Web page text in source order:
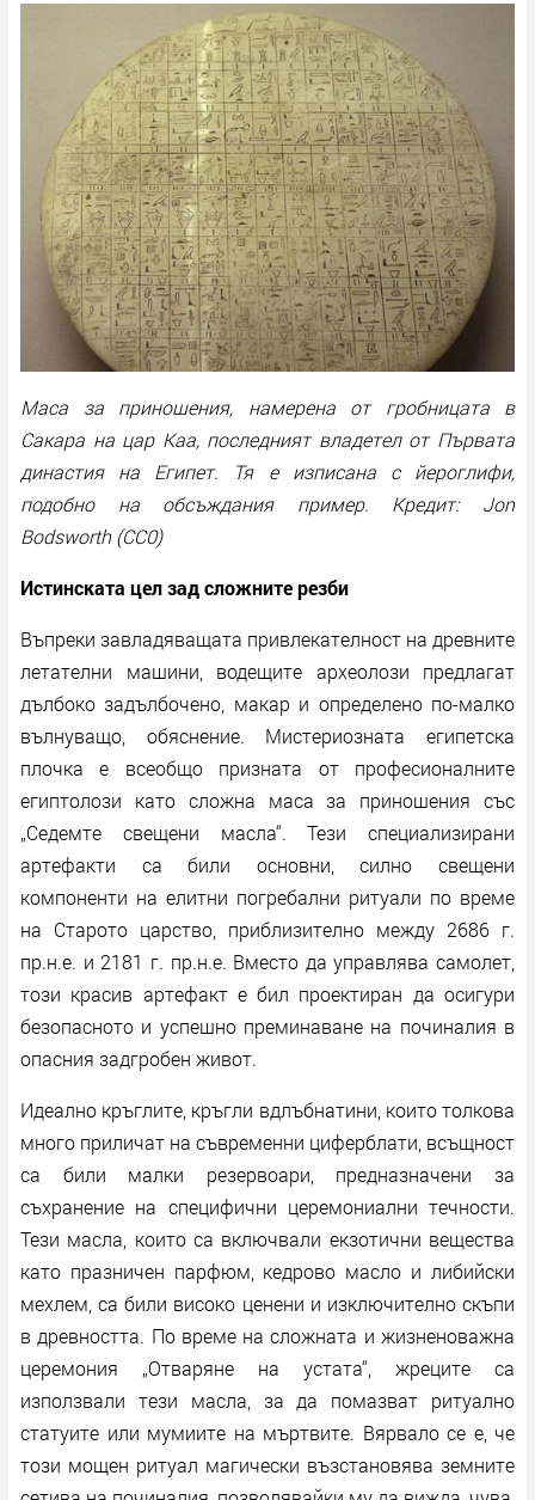
Маса за приношения, намерена от гробницата в
Сакара на цар Каа, последният владетел от Първата
династия на Египет. Тя е изписана с йероглифи,
подобно на обсъждания пример. Кредит: Jon
Bodsworth (CC0)
Истинската цел зад сложните резби
Въпреки завладяващата привлекателност на древните
летателни машини, водещите археолози предлагат
дълбоко задълбочено, макар и определено по-малко
вълнуващо, обяснение. Мистериозната египетска
плочка е всеобщо призната от професионалните
египтолози като сложна маса за приношения със
„Седемте свещени масла“. Тези специализирани
артефакти са били основни, силно свещени
компоненти на елитни погребални ритуали по време
на Старото царство, приблизително между 2686 г.
пр.н.е. и 2181 г. пр.н.е. Вместо да управлява самолет,
този красив артефакт е бил проектиран да осигури
безопасното и успешно преминаване на починалия в
опасния задгробен живот.
Идеално кръглите, кръгли вдлъбнатини, които толкова
много приличат на съвременни циферблати, всъщност
са били малки резервоари, предназначени за
съхранение на специфични церемониални течности.
Тези масла, които са включвали екзотични вещества
като празничен парфюм, кедрово масло и либийски
мехлем, са били високо ценени и изключително скъпи
в древността. По време на сложната и жизненоважна
церемония „Отваряне на устата“, жреците са
използвали тези масла, за да помазват ритуално
статуите или мумиите на мъртвите. Вярвало се е, че
този мощен ритуал магически възстановява земните